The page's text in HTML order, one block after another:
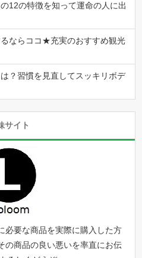
12の特徴を知って運命の人に出
ならココ★充実のおすすめ観光
？習慣を見直してスッキリボデ
サイト
必要な商品を実際に購入した方
の商品の良い悪いを率直にお伝